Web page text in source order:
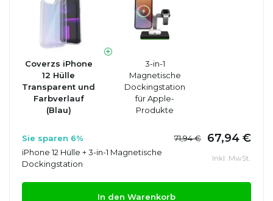
Coverzs iPhone
12 Hülle
Transparent und
Farbverlauf
(Blau)
3-in-1
Magnetische
Dockingstation
für Apple-
Produkte
Sie sparen 6% 71,94 € 67,94 €
iPhone 12 Hülle + 3-in-1 Magnetische
Dockingstation
Inkl. MwSt.
In den Warenkorb